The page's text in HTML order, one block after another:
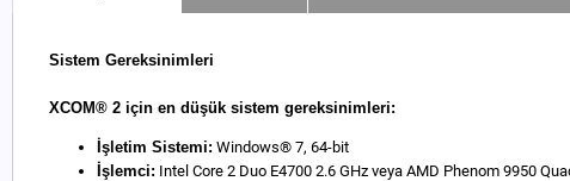
Sistem Gereksinimleri
XCOM® 2 için en düşük sistem gereksinimleri:
İşletim Sistemi: Windows® 7, 64-bit
İşlemci: Intel Core 2 Duo E4700 2.6 GHz veya AMD Phenom 9950